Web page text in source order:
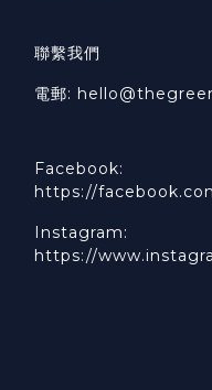
聯繫我們
電郵:
Facebook:
https://
Instagram:
https://